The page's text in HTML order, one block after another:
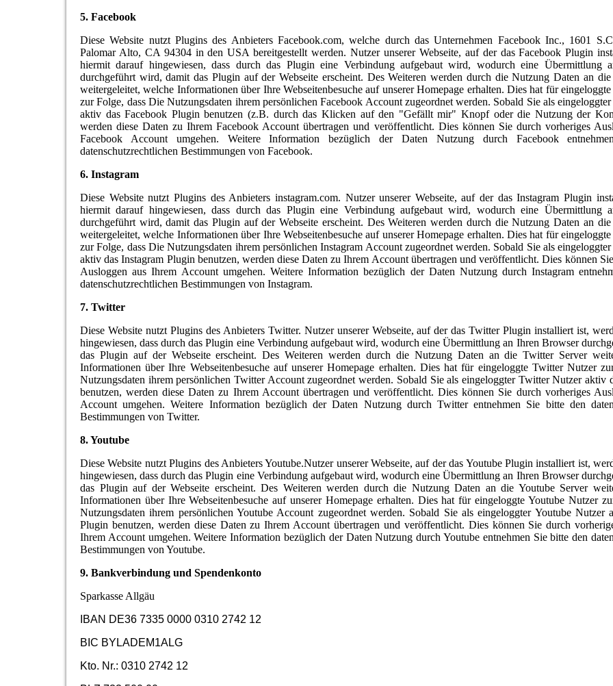
5. Facebook
Diese Website nutzt Plugins des Anbieters Facebook.com, welche durch das Unternehmen Facebook Inc., 1601
Palomar Alto, CA 94304 in den USA bereitgestellt werden. Nutzer unserer Webseite, auf der das Facebook Plugin
hiermit darauf hingewiesen, dass durch das Plugin eine Verbindung aufgebaut wird, wodurch eine Übermittlung
durchgeführt wird, damit das Plugin auf der Webseite erscheint. Des Weiteren werden durch die Nutzung Daten an die
weitergeleitet, welche Informationen über Ihre Webseitenbesuche auf unserer Homepage erhalten. Dies hat für
zur Folge, dass Die Nutzungsdaten ihrem persönlichen Facebook Account zugeordnet werden. Sobald Sie als
aktiv das Facebook Plugin benutzen (z.B. durch das Klicken auf den "Gefällt mir" Knopf oder die Nutzung der
werden diese Daten zu Ihrem Facebook Account übertragen und veröffentlicht. Dies können Sie durch vorheriges
Facebook Account umgehen. Weitere Information bezüglich der Daten Nutzung durch Facebook
datenschutzrechtlichen Bestimmungen von Facebook.
6. Instagram
Diese Website nutzt Plugins des Anbieters instagram.com. Nutzer unserer Webseite, auf der das Instagram Plugin
hiermit darauf hingewiesen, dass durch das Plugin eine Verbindung aufgebaut wird, wodurch eine Übermittlung
durchgeführt wird, damit das Plugin auf der Webseite erscheint. Des Weiteren werden durch die Nutzung Daten an die
weitergeleitet, welche Informationen über Ihre Webseitenbesuche auf unserer Homepage erhalten. Dies hat für
zur Folge, dass Die Nutzungsdaten ihrem persönlichen Instagram Account zugeordnet werden. Sobald Sie als
aktiv das Instagram Plugin benutzen, werden diese Daten zu Ihrem Account übertragen und veröffentlicht. Dies können
Ausloggen aus Ihrem Account umgehen. Weitere Information bezüglich der Daten Nutzung durch Instagram
datenschutzrechtlichen Bestimmungen von Instagram.
7. Twitter
Diese Website nutzt Plugins des Anbieters Twitter. Nutzer unserer Webseite, auf der das Twitter Plugin installiert ist,
hingewiesen, dass durch das Plugin eine Verbindung aufgebaut wird, wodurch eine Übermittlung an Ihren Browser
das Plugin auf der Webseite erscheint. Des Weiteren werden durch die Nutzung Daten an die Twitter Server
Informationen über Ihre Webseitenbesuche auf unserer Homepage erhalten. Dies hat für eingeloggte Twitter Nutzer
Nutzungsdaten ihrem persönlichen Twitter Account zugeordnet werden. Sobald Sie als eingeloggter Twitter Nutzer aktiv
benutzen, werden diese Daten zu Ihrem Account übertragen und veröffentlicht. Dies können Sie durch vorheriges
Account umgehen. Weitere Information bezüglich der Daten Nutzung durch Twitter entnehmen Sie bitte den
Bestimmungen von Twitter.
8. Youtube
Diese Website nutzt Plugins des Anbieters Youtube.Nutzer unserer Webseite, auf der das Youtube Plugin installiert ist,
hingewiesen, dass durch das Plugin eine Verbindung aufgebaut wird, wodurch eine Übermittlung an Ihren Browser
das Plugin auf der Webseite erscheint. Des Weiteren werden durch die Nutzung Daten an die Youtube Server
Informationen über Ihre Webseitenbesuche auf unserer Homepage erhalten. Dies hat für eingeloggte Youtube Nutzer
Nutzungsdaten ihrem persönlichen Youtube Account zugeordnet werden. Sobald Sie als eingeloggter Youtube Nutzer
Plugin benutzen, werden diese Daten zu Ihrem Account übertragen und veröffentlicht. Dies können Sie durch
Ihrem Account umgehen. Weitere Information bezüglich der Daten Nutzung durch Youtube entnehmen Sie bitte den
Bestimmungen von Youtube.
9. Bankverbindung und Spendenkonto
Sparkasse Allgäu
IBAN DE36 7335 0000 0310 2742 12
BIC BYLADEM1ALG
Kto. Nr.: 0310 2742 12